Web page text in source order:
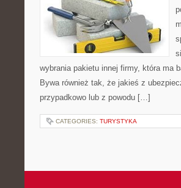
wybrania pakietu innej firmy, która ma
Bywa również tak, że jakieś z
przypadkowo lub z powodu […]
CATEGORIES: TURYSTYKA